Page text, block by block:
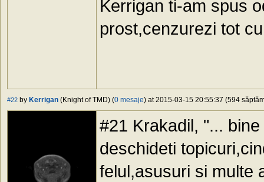
Kerrigan ti-am spus
prost,cenzurezi tot
#22 by Kerrigan (Knight of TMD) (0 mesaje) at 2015-03-15 20:55:37 (594
#21 Krakadil, "...
deschideti
felul,asusuri si multe